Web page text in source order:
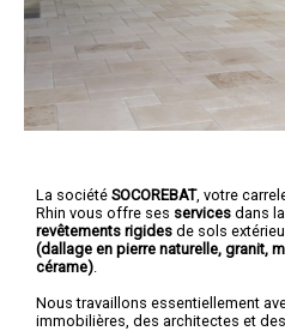
La société SOCOREBAT, votre
Rhin vous offre ses services dans la
revêtements rigides de sols
(dallage en pierre naturelle, granit,
cérame)
Nous travaillons essentiellement
immobilières, des architectes et